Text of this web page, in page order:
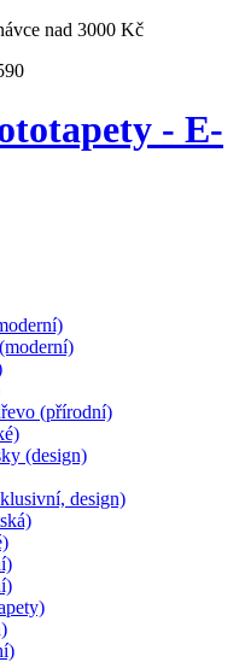
nad 3000 Kč
- E-
(přírodní)
(design)
design)